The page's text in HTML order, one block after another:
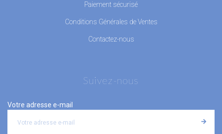
Paiement sécurisé
Conditions Générales de Ventes
Contactez-nous
Suivez-nous
Votre adresse e-mail